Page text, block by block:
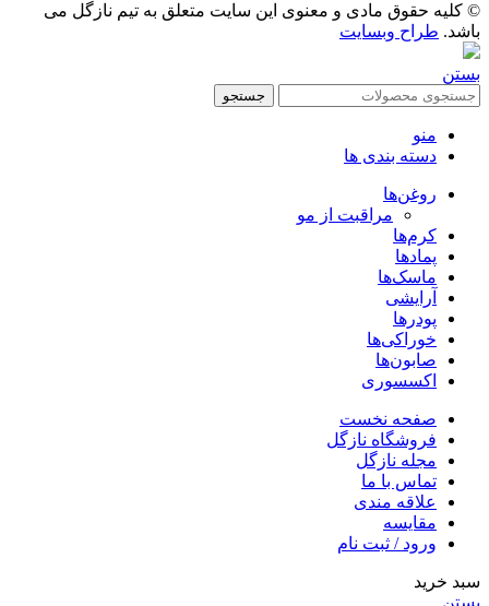
© کلیه حقوق مادی و معنوی این سایت متعلق به تیم نازگل می
باشد. طراح وبسایت
بستن
جستجو
منو
دسته بندی ها
روغن‌ها
مراقبت از مو
کرم‌ها
پمادها
ماسک‌ها
آرایشی
پودرها
خوراکی‌ها
صابون‌ها
اکسسوری
صفحه نخست
فروشگاه نازگل
مجله نازگل
تماس با ما
علاقه مندی
مقایسه
ورود / ثبت نام
سبد خرید